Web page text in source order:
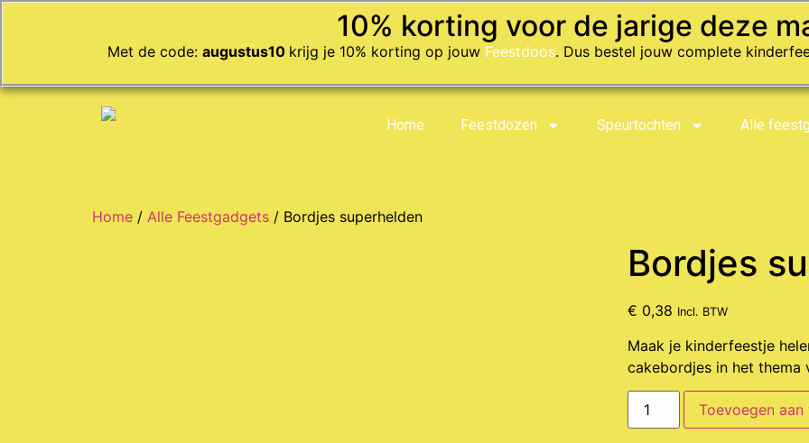
10% korting voor de jarige deze
Met de code: augustus10 krijg je 10% korting op jouw Feestdoos. Dus bestel jouw complete
Home Feestdozen Speurtochten Alle
Home / Alle Feestgadgets / Bordjes superhelden
Bordjes
€ 0,38 Incl. BTW
Maak je kinderfeestje
cakebordjes in het thema
Toevoegen